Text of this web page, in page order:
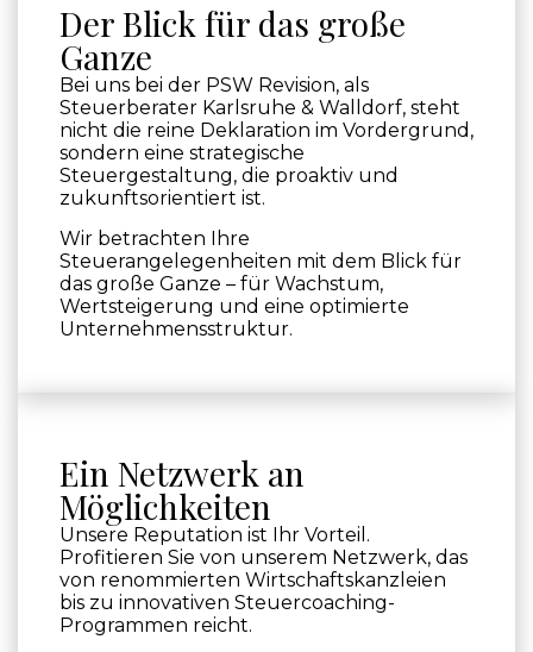
Der Blick für das große
Ganze
Bei uns bei der PSW Revision, als
Steuerberater Karlsruhe & Walldorf, steht
nicht die reine Deklaration im Vordergrund,
sondern eine strategische
Steuergestaltung, die proaktiv und
zukunftsorientiert ist.
Wir betrachten Ihre
Steuerangelegenheiten mit dem Blick für
das große Ganze – für Wachstum,
Wertsteigerung und eine optimierte
Unternehmensstruktur.
Ein Netzwerk an
Möglichkeiten
Unsere Reputation ist Ihr Vorteil.
Profitieren Sie von unserem Netzwerk, das
von renommierten Wirtschaftskanzleien
bis zu innovativen Steuercoaching-
Programmen reicht.